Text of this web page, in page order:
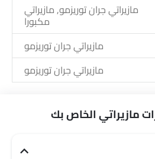
مازيراتي جران توريزمو, مازيراتي
مكبورا
مازيراتي جران توريزمو
مازيراتي جران توريزمو
مازيراتي الخاص بك